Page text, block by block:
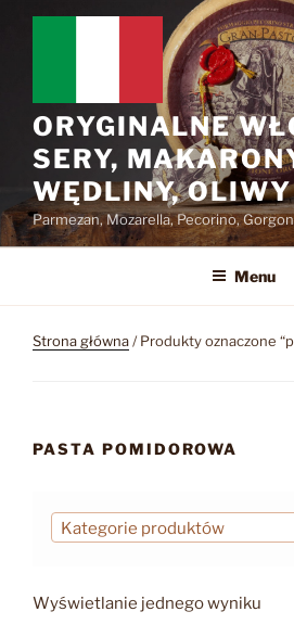
Przejdź
ORYGINALNE
SERY,
WĘDLINY, OLIWY
Parmezan, Mozarella, Pecorino,
Menu
Strona główna/ Produkty oznaczone
PASTA POMIDOROWA
Kategorie produktów
Wyświetlanie jednego wyniku